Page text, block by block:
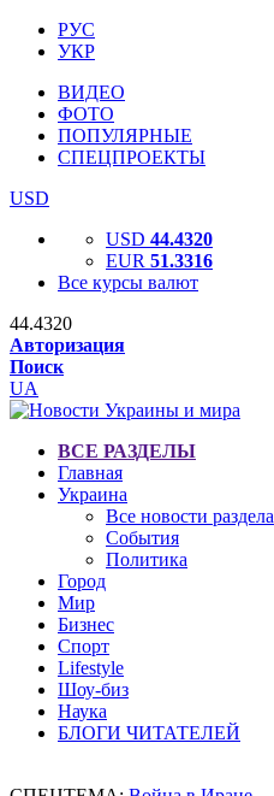
РУС
УКР
ВИДЕО
ФОТО
ПОПУЛЯРНЫЕ
СПЕЦПРОЕКТЫ
USD
USD 44.4320
EUR 51.3316
Все курсы валют
44.4320
Авторизация
Поиск
UA
ВСЕ РАЗДЕЛЫ
Главная
Украина
Все новости раздела
События
Политика
Город
Мир
Бизнес
Спорт
Lifestyle
Шоу-биз
Наука
БЛОГИ ЧИТАТЕЛЕЙ